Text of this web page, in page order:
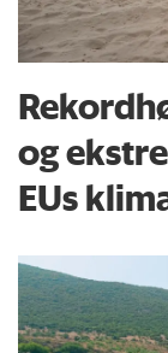
og
EUs